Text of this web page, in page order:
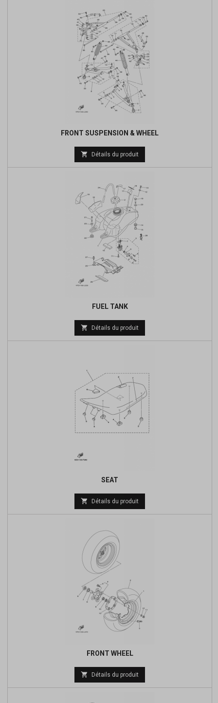
FRONT SUSPENSION & WHEEL
Prix
de
 Détails du produit
FUEL TANK
 Détails du produit
SEAT
Prix
de
 Détails du produit
FRONT WHEEL
Prix
de
 Détails du produit